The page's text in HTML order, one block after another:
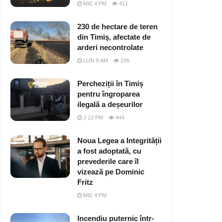
MIE 4:PM 411
230 de hectare de teren
din Timiş, afectate de
arderi necontrolate
LUN 9:AM 195
Percheziții în Timiș
pentru îngroparea
ilegală a deșeurilor
J 12:PM 444
Noua Legea a Integrității
a fost adoptată, cu
prevederile care îl
vizează pe Dominic
Fritz
MIE 4:PM
Incendiu puternic într-